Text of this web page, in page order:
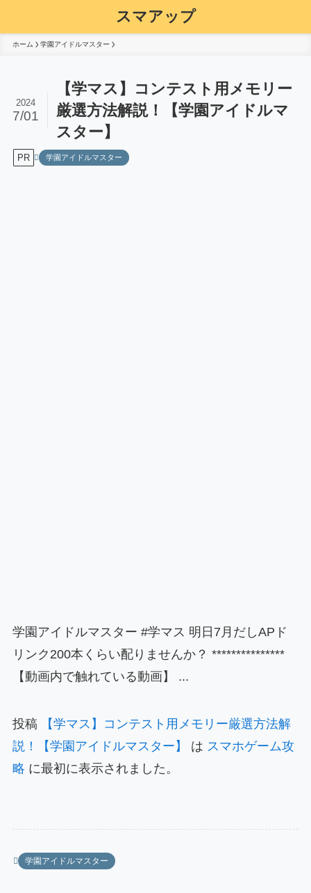
スマアップ
ホーム 学園アイドルマスター
【学マス】コンテスト用メモリー
厳選方法解説！【学園アイドルマ
スター】
2024
7/01
PR 学園アイドルマスター
学園アイドルマスター #学マス 明日7月だしAPド
リンク200本くらい配りませんか？ ***************
【動画内で触れている動画】 ...
投稿
【学マス】コンテスト用メモリー厳選方法解
説！【学園アイドルマスター】
は スマホゲーム攻
略 に最初に表示されました。
学園アイドルマスター